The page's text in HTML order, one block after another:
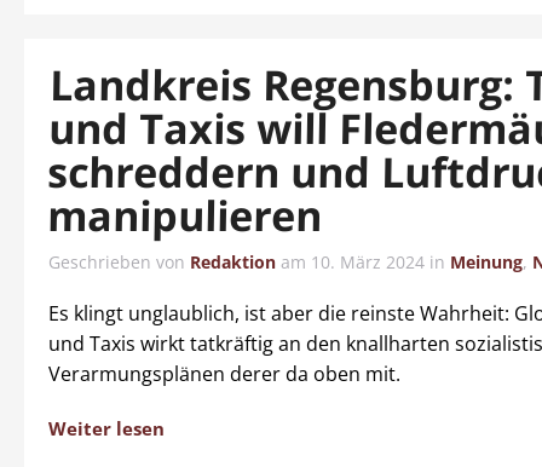
Landkreis Regensburg:
und Taxis will
schreddern und
manipulieren
Geschrieben von Redaktion am 10. März 2024 in Meinung,
Es klingt unglaublich, ist aber die reinste Wahrheit:
und Taxis wirkt tatkräftig an den knallharten
Verarmungsplänen derer da oben mit.
Weiter lesen